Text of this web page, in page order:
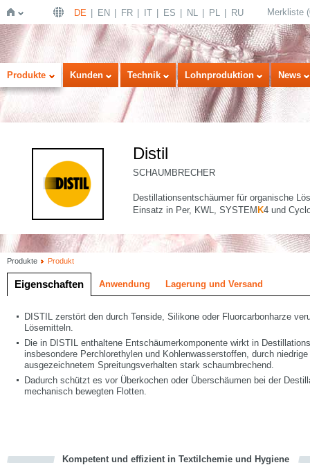
Startseite
DE EN FR IT ES NL PL RU Merkliste (
Produkte Kunden Technik Lohnproduktion News
Distil
SCHAUMBRECHER
Destillationsentschäumer für organische
Einsatz in Per, KWL, SYSTEM K4 und
Produkte Produkt
Eigenschaften Anwendung Lagerung und Versand
DISTIL zerstört den durch Tenside, Silikone oder Fluorcarbonharze
Lösemitteln.
Die in DISTIL enthaltene Entschäumerkomponente wirkt in
insbesondere Perchlorethylen und Kohlenwasserstoffen, durch
ausgezeichnetem Spreitungsverhalten stark schaumbrechend.
Dadurch schützt es vor Überkochen oder Überschäumen bei der
mechanisch bewegten Flotten.
Kompetent und effizient in Textilchemie und Hygiene